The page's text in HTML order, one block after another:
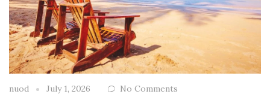
nuod July 1, 2026 No Comments